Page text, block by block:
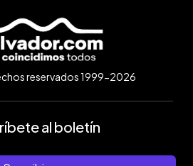
reservados 1999-2026
al boletín